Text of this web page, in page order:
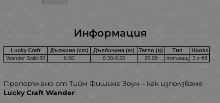
Информация
Lucky Craft Дължина (сm) Дълбочина (m) Тегло (g) Тип
Hooks
Wander Solid 85
8.50 0.30-0.50 20.00 потъващ 2 x #8
Препоръчано от Тийм Фишинг Зоун – как използваме
Lucky Craft Wander: